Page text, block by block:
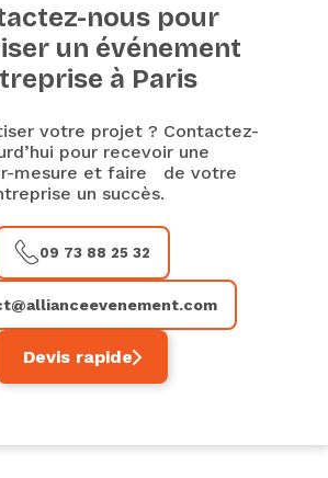
nous pour
un événement
à Paris
votre projet ? Contactez-
pour recevoir une
mesure et faire de votre
un succès.
09 73 88 25 32
Devis rapide